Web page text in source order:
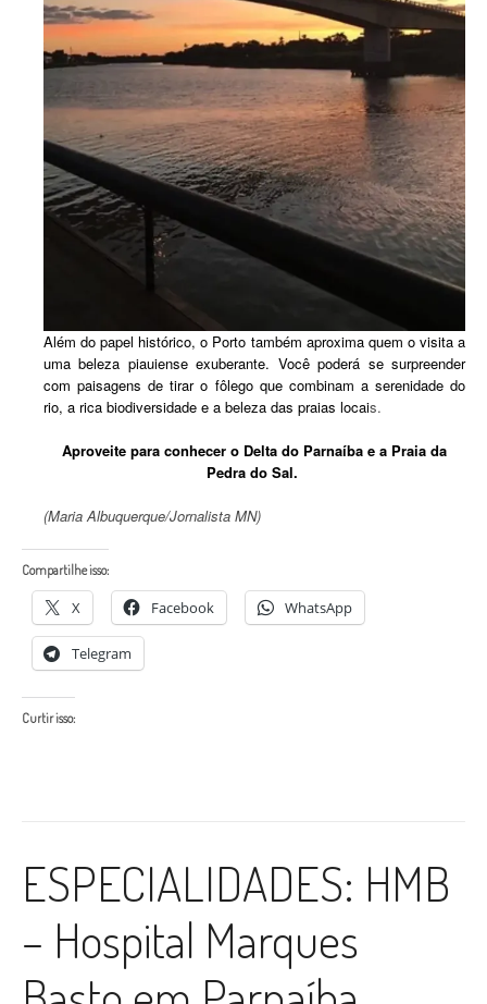
Além do papel histórico, o Porto também aproxima quem o visita a
uma beleza piauiense exuberante. Você poderá se surpreender
com paisagens de tirar o fôlego que combinam a serenidade do
rio, a rica biodiversidade e a beleza das praias locais.
Aproveite para conhecer o Delta do Parnaíba e a Praia da
Pedra do Sal.
(Maria Albuquerque/Jornalista MN)
Compartilhe isso:
X Facebook WhatsApp
Telegram
Curtir isso:
ESPECIALIDADES: HMB
– Hospital Marques